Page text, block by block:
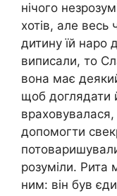
нічого
хотів, але
дитину їй наро
виписали, то
вона має
щоб доглядати
допомогти
розуміли. Рита
ним: він був